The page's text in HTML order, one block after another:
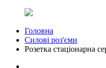
Головна
Силові роз'єми
Розетка стаціонарна